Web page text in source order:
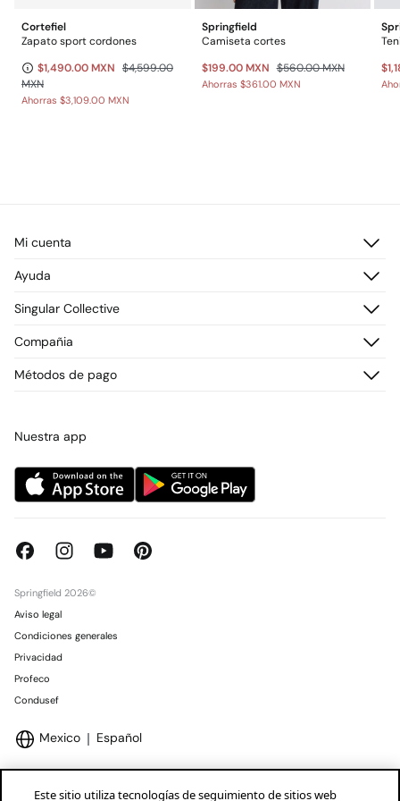
Cortefiel
Zapato sport cordones
$1,490.00 MXN $4,599.00
MXN
Ahorras $3,109.00 MXN
Springfield
Camiseta cortes
$199.00 MXN $560.00 MXN
Ahorras $361.00 MXN
Mi cuenta
Registrarme
Direcciones de envío
Ayuda
Preguntas frecuentes
Envío
Promociones vigentes
Singular Collective
¡Únete!
Compañia
Tiendas
Métodos de pago
Nuestra app
Springfield 2026©
Aviso legal
Condiciones generales
Privacidad
Profeco
Condusef
Mexico Español
Este sitio utiliza tecnologías de seguimiento de sitios web